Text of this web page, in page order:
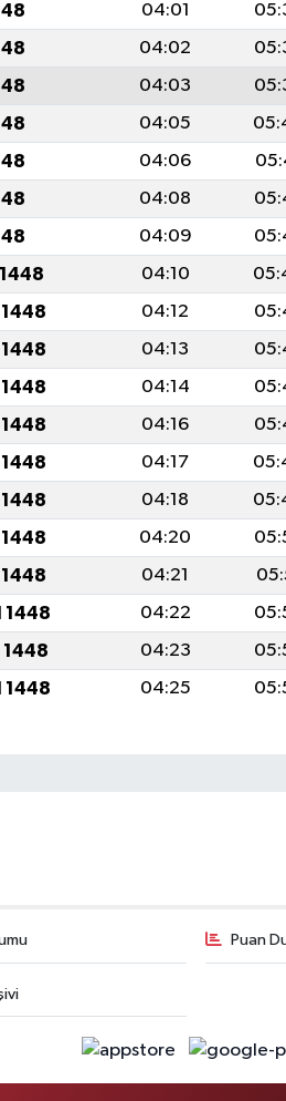
04:01
04:02
04:03
04:05
04:06
04:08
04:09
04:10
04:12
04:13
04:14
04:16
04:17
04:18
04:20
04:21
1448 04:22
1448 04:23
1448 04:25
Puan